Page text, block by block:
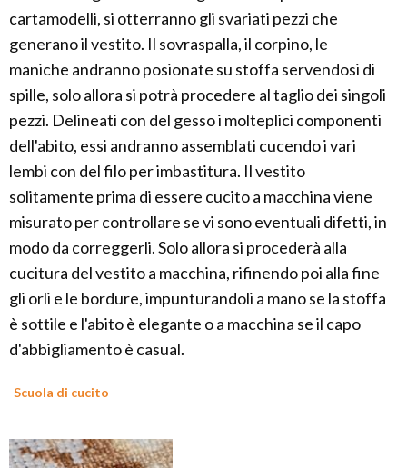
cartamodelli, si otterranno gli svariati pezzi che
generano il vestito. Il sovraspalla, il corpino, le
maniche andranno posionate su stoffa servendosi di
spille, solo allora si potrà procedere al taglio dei singoli
pezzi. Delineati con del gesso i molteplici componenti
dell'abito, essi andranno assemblati cucendo i vari
lembi con del filo per imbastitura. Il vestito
solitamente prima di essere cucito a macchina viene
misurato per controllare se vi sono eventuali difetti, in
modo da correggerli. Solo allora si procederà alla
cucitura del vestito a macchina, rifinendo poi alla fine
gli orli e le bordure, impunturandoli a mano se la stoffa
è sottile e l'abito è elegante o a macchina se il capo
d'abbigliamento è casual.
Scuola di cucito